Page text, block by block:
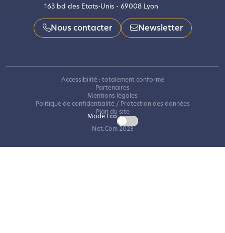
163 bd des Etats-Unis - 69008 Lyon
Nous contacter Newsletter
Accessibilité : totalement conforme
Partenaires
Mentions légales
Politique de confidentialité / Protection des données
Plan du site
Mode Eco
Net.Com 2023